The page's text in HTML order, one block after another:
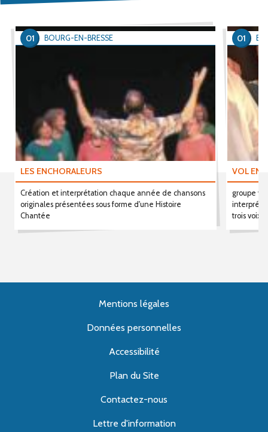
LES ENCHORALEURS
Création et interprétation chaque année de chansons
originales présentées sous forme d'une Histoire
Chantée
BOURG-EN-BRESSE
01
VOL EN
groupe
trois voix.
01
Mentions légales
Données personnelles
Accessibilité
Plan du Site
Contactez-nous
Lettre d'information